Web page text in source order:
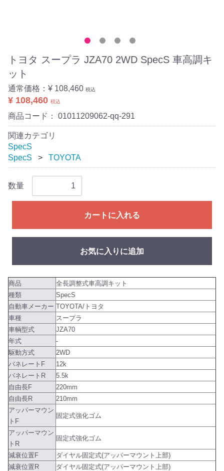
トヨタ スープラ JZA70 2WD SpecS 車高調キ
ット
通常価格： ¥ 108,460 税込
¥ 108,460 税込
商品コード： 01011209062-qq-291
関連カテゴリ
SpecS
SpecS
TOYOTA
数量
カートに入れる
お気に入りに追加
商品
全長調整式車高調キット
種類
SpecS
自動車メーカー TOYOTA/トヨタ
車種
スープラ
車輌型式
JZA70
年式
-
駆動方式
2WD
バネレートF
12k
バネレートR
5.5k
自由長F
220mm
自由長R
210mm
アッパーマウン
トF
固定式強化ゴム
アッパーマウン
トR
固定式強化ゴム
減衰位置F
ダイヤル固定式(アッパーマウント上部)
減衰位置R
ダイヤル固定式(アッパーマウント上部)